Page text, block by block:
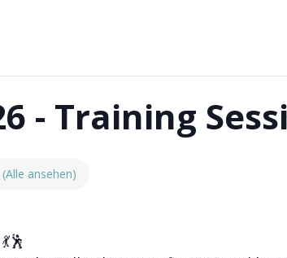
- Training
(Alle ansehen)